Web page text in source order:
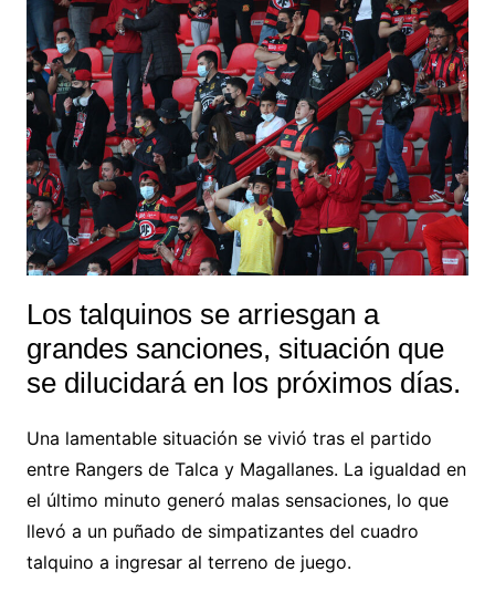
Los talquinos se arriesgan a
grandes sanciones, situación que
se dilucidará en los próximos días.
Una lamentable situación se vivió tras el partido
entre Rangers de Talca y Magallanes. La igualdad en
el último minuto generó malas sensaciones, lo que
llevó a un puñado de simpatizantes del cuadro
talquino a ingresar al terreno de juego.